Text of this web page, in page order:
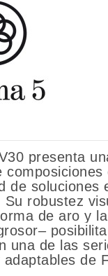
presenta
de soluciones
Su robustez
de aro y
una de las
de